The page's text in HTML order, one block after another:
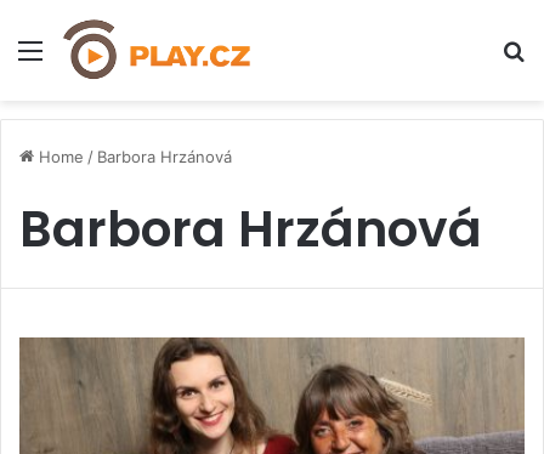
Menu
Home / Barbora Hrzánová
Barbora Hrzánová